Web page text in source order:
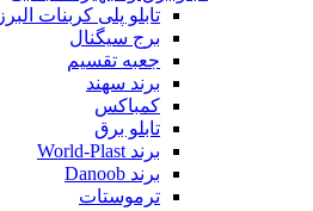
تابلو پلی کربنات البرز
برج سیگنال
جعبه تقسیم
برند سهند
کمباکس
تابلو برق
برند World-Plast
برند Danoob
ترموستات